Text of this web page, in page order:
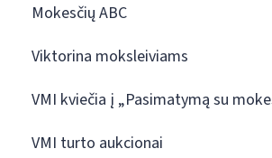
Mokesčių ABC
Viktorina moksleiviams
VMI kviečia į „Pasimatymą su
VMI turto aukcionai